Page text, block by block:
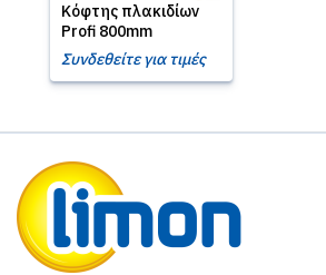
Κόφτης πλακιδίων
Profi 800mm
Συνδεθείτε για τιμές